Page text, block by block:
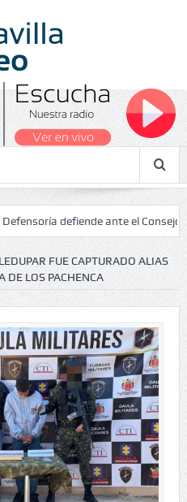
defiende ante el Consejo de
FUE CAPTURADO ALIAS
DE LOS PACHENCA